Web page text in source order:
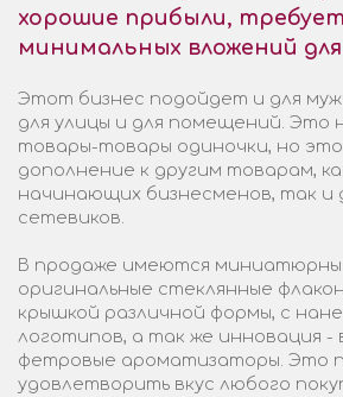
хорошие прибыли,
минимальных вложений
Этот бизнес подойдет и для
для улицы и для помещений. Это
товары-товары одиночки, но это
дополнение к другим товарам,
начинающих бизнесменов, так и
сетевиков.
В продаже имеются
оригинальные стеклянные
крышкой различной формы, с
логотипов, а так же инновация -
фетровые ароматизаторы. Это
удовлетворить вкус любого